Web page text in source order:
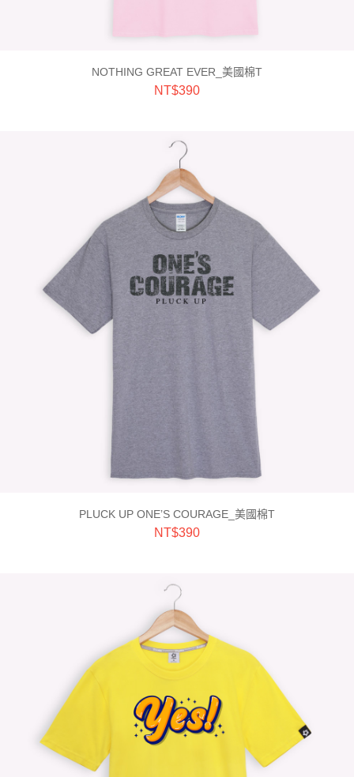
NOTHING GREAT EVER_美國棉T
NT$390
PLUCK UP ONE’S COURAGE_美國棉T
NT$390